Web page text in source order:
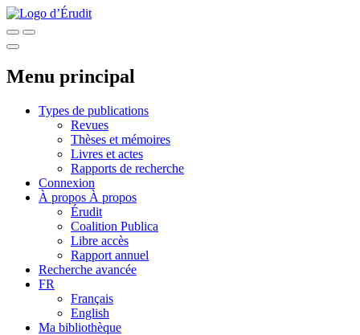
Menu principal
Types de publications
Revues
Thèses et mémoires
Livres et actes
Rapports de recherche
Connexion
À propos À propos
Érudit
Coalition Publica
Libre accès
Rapport annuel
Recherche avancée
FR
Français
English
Ma bibliothèque